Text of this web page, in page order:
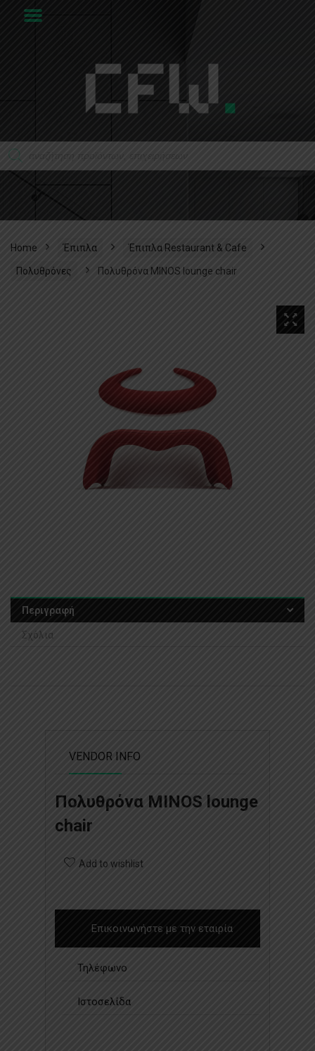
Home Έπιπλα Έπιπλα Restaurant & Cafe
Πολυθρόνες Πολυθρόνα MINOS lounge chair
Περιγραφή
Σχόλια
VENDOR INFO
Πολυθρόνα MINOS lounge
chair
Add to wishlist
Επικοινωνήστε με την εταιρία
Τηλέφωνο
Ιστοσελίδα